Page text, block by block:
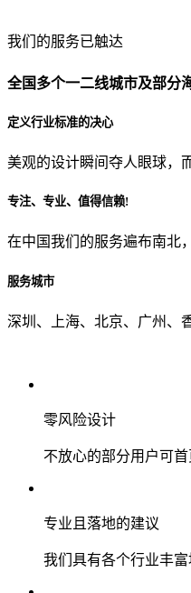
贵公司预算范围是？
贵公司的团队规模是？
从哪里了解到我们？
我们的服务已触达
全国多个一二线城市及部分
定义行业标准的决心
美观的设计瞬间夺人眼球，
专注、专业、值得信赖!
在中国我们的服务遍布南北
服务城市
深圳、上海、北京、广州、
零风险设计
不放心的部分用户可
专业且落地的建议
我们具有各个行业丰